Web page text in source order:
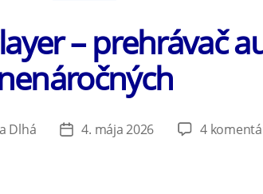
– prehrávač
Dlhá
Dátum
4. mája 2026 4